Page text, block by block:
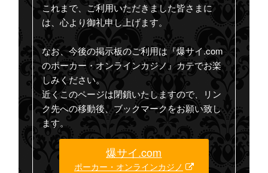
これまで、ご利用いただきました皆さまに
は、心より御礼申し上げます。
なお、今後の掲示板のご利用は『爆サイ.com
のポーカー・オンラインカジノ』カテでお楽
しみください。
近くこのページは閉鎖いたしますので、リン
ク先への移動後、ブックマークをお願い致し
ます。
爆サイ.com
ポーカー・オンラインカジノ